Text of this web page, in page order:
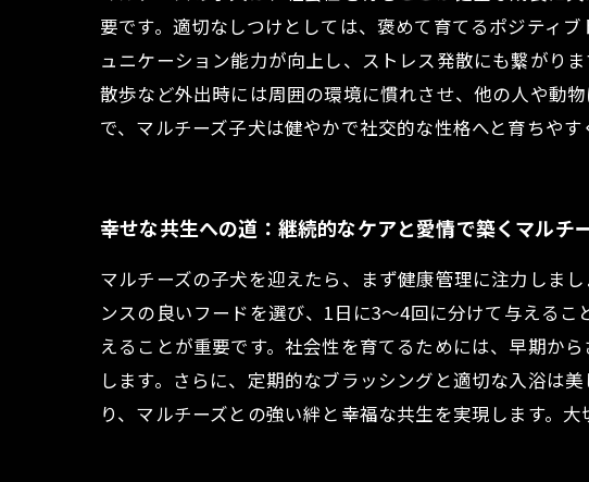
要です。適切なしつけとしては、褒めて育てるポジティ
ュニケーション能力が向上し、ストレス発散にも繋がり
散歩など外出時には周囲の環境に慣れさせ、他の人や動
で、マルチーズ子犬は健やかで社交的な性格へと育ちや
幸せな共生への道：継続的なケアと愛情で築くマルチ
マルチーズの子犬を迎えたら、まず健康管理に注力しま
ンスの良いフードを選び、1日に3〜4回に分けて与える
えることが重要です。社会性を育てるためには、早期か
します。さらに、定期的なブラッシングと適切な入浴は
り、マルチーズとの強い絆と幸福な共生を実現します。